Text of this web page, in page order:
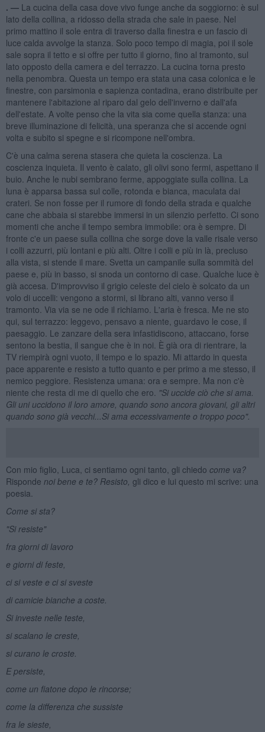
. — La cucina della casa dove vivo funge anche da soggiorno: è sul
lato della collina, a ridosso della strada che sale in paese. Nel
primo mattino il sole entra di traverso dalla finestra e un fascio di
luce calda avvolge la stanza. Solo poco tempo di magia, poi il sole
sale sopra il tetto e si offre per tutto il giorno, fino al tramonto, sul
lato opposto della camera e del terrazzo. La cucina torna presto
nella penombra. Questa un tempo era stata una casa colonica e le
finestre, con parsimonia e sapienza contadina, erano distribuite per
mantenere l'abitazione al riparo dal gelo dell'inverno e dall'afa
dell'estate. A volte penso che la vita sia come quella stanza: una
breve illuminazione di felicità, una speranza che si accende ogni
volta e subito si spegne e si ricompone nell'ombra.
C'è una calma serena stasera che quieta la coscienza. La
coscienza inquieta. Il vento è calato, gli olivi sono fermi, aspettano il
buio. Anche le nubi sembrano ferme, appoggiate sulla collina. La
luna è apparsa bassa sul colle, rotonda e bianca, maculata dai
crateri. Se non fosse per il rumore di fondo della strada e qualche
cane che abbaia si starebbe immersi in un silenzio perfetto. Ci sono
momenti che anche il tempo sembra immobile: ora è sempre. Di
fronte c'e un paese sulla collina che sorge dove la valle risale verso
i colli azzurri, più lontani e più alti. Oltre i colli e più in là, precluso
alla vista, si stende il mare. Svetta un campanile sulla sommità del
paese e, più in basso, si snoda un contorno di case. Qualche luce è
già accesa. D'improvviso il grigio celeste del cielo è solcato da un
volo di uccelli: vengono a stormi, si librano alti, vanno verso il
tramonto. Via via se ne ode il richiamo. L'aria è fresca. Me ne sto
qui, sul terrazzo: leggevo, pensavo a niente, guardavo le cose, il
paesaggio. Le zanzare della sera infastidiscono, attaccano, forse
sentono la bestia, il sangue che è in noi. È già ora di rientrare, la
TV riempirà ogni vuoto, il tempo e lo spazio. Mi attardo in questa
pace apparente e resisto a tutto quanto e per primo a me stesso, il
nemico peggiore. Resistenza umana: ora e sempre. Ma non c'è
niente che resta di me di quello che ero. "Si uccide ciò che si ama.
Gli uni uccidono il loro amore, quando sono ancora giovani, gli altri
quando sono già vecchi...Si ama eccessivamente o troppo poco".
Con mio figlio, Luca, ci sentiamo ogni tanto, gli chiedo come va?
Risponde noi bene e te? Resisto, gli dico e lui questo mi scrive: una
poesia.
Come si sta?
"Si resiste"
fra giorni di lavoro
e giorni di feste,
ci si veste e ci si sveste
di camicie bianche a coste.
Si investe nelle teste,
si scalano le creste,
si curano le croste.
E persiste,
come un fiatone dopo le rincorse;
come la differenza che sussiste
fra le sieste,